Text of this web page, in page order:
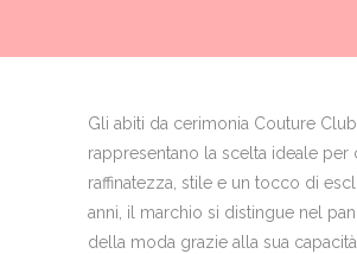
Gli abiti da cerimonia Couture Club
rappresentano la scelta ideale per
raffinatezza, stile e un tocco di
anni, il marchio si distingue nel
della moda grazie alla sua